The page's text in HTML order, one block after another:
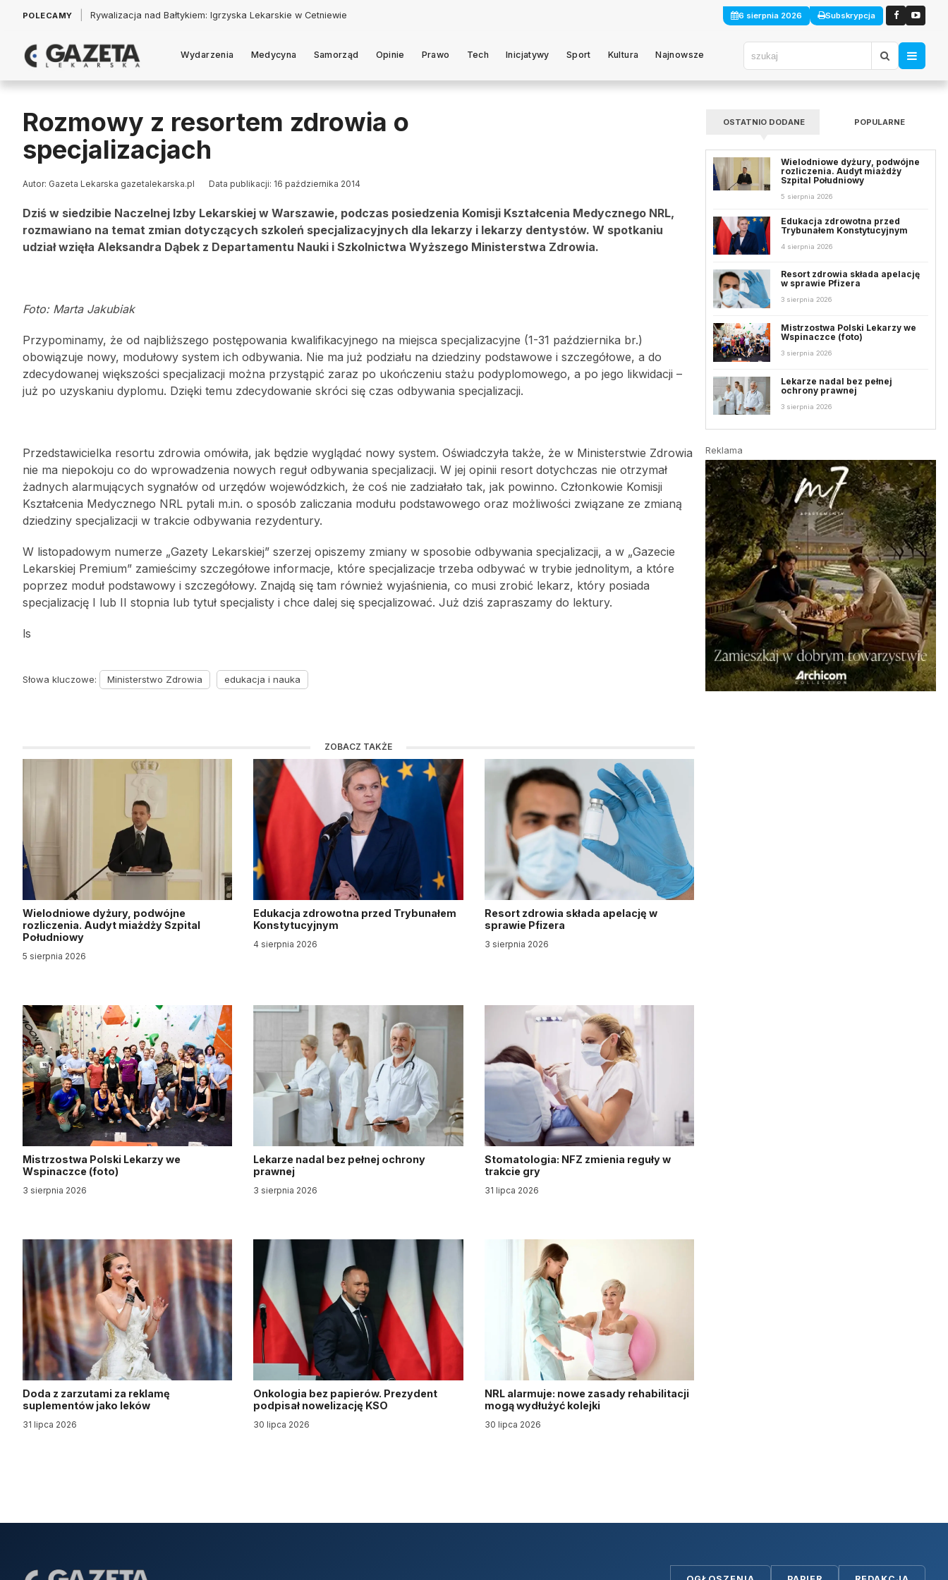
POLECAMY Łukasz Jankowski: Politycy w pogoni za króliczkiem 6 sierpnia 2026 Subskrypcja
Wydarzenia Medycyna Samorząd Opinie Prawo Tech Inicjatywy Sport Kultura Najnowsze
Rozmowy z resortem zdrowia o
specjalizacjach
Autor: Gazeta Lekarska gazetalekarska.pl Data publikacji: 16 października 2014
Dziś w siedzibie Naczelnej Izby Lekarskiej w Warszawie, podczas posiedzenia Komisji Kształcenia Medycznego NRL,
rozmawiano na temat zmian dotyczących szkoleń specjalizacyjnych dla lekarzy i lekarzy dentystów. W spotkaniu
udział wzięła Aleksandra Dąbek z Departamentu Nauki i Szkolnictwa Wyższego Ministerstwa Zdrowia.
Foto: Marta Jakubiak
Przypominamy, że od najbliższego postępowania kwalifikacyjnego na miejsca specjalizacyjne (1-31 października br.)
obowiązuje nowy, modułowy system ich odbywania. Nie ma już podziału na dziedziny podstawowe i szczegółowe, a do
zdecydowanej większości specjalizacji można przystąpić zaraz po ukończeniu stażu podyplomowego, a po jego likwidacji –
już po uzyskaniu dyplomu. Dzięki temu zdecydowanie skróci się czas odbywania specjalizacji.
Przedstawicielka resortu zdrowia omówiła, jak będzie wyglądać nowy system. Oświadczyła także, że w Ministerstwie Zdrowia
nie ma niepokoju co do wprowadzenia nowych reguł odbywania specjalizacji. W jej opinii resort dotychczas nie otrzymał
żadnych alarmujących sygnałów od urzędów wojewódzkich, że coś nie zadziałało tak, jak powinno. Członkowie Komisji
Kształcenia Medycznego NRL pytali m.in. o sposób zaliczania modułu podstawowego oraz możliwości związane ze zmianą
dziedziny specjalizacji w trakcie odbywania rezydentury.
W listopadowym numerze „Gazety Lekarskiej” szerzej opiszemy zmiany w sposobie odbywania specjalizacji, a w „Gazecie
Lekarskiej Premium” zamieścimy szczegółowe informacje, które specjalizacje trzeba odbywać w trybie jednolitym, a które
poprzez moduł podstawowy i szczegółowy. Znajdą się tam również wyjaśnienia, co musi zrobić lekarz, który posiada
specjalizację I lub II stopnia lub tytuł specjalisty i chce dalej się specjalizować. Już dziś zapraszamy do lektury.
ls
Słowa kluczowe: Ministerstwo Zdrowia edukacja i nauka
ZOBACZ TAKŻE
Wielodniowe dyżury, podwójne
rozliczenia. Audyt miażdży Szpital
Południowy
5 sierpnia 2026
Edukacja zdrowotna przed Trybunałem
Konstytucyjnym
4 sierpnia 2026
Resort zdrowia składa apelację w
sprawie Pfizera
3 sierpnia 2026
Mistrzostwa Polski Lekarzy we
Wspinaczce (foto)
3 sierpnia 2026
Lekarze nadal bez pełnej ochrony
prawnej
3 sierpnia 2026
Stomatologia: NFZ zmienia reguły w
trakcie gry
31 lipca 2026
Doda z zarzutami za reklamę
suplementów jako leków
31 lipca 2026
Onkologia bez papierów. Prezydent
podpisał nowelizację KSO
30 lipca 2026
NRL alarmuje: nowe zasady rehabilitacji
mogą wydłużyć kolejki
30 lipca 2026
OSTATNIO DODANE POPULARNE
Wielodniowe dyżury, podwójne
rozliczenia. Audyt miażdży
Szpital Południowy
5 sierpnia 2026
Edukacja zdrowotna przed
Trybunałem Konstytucyjnym
4 sierpnia 2026
Resort zdrowia składa apelację
w sprawie Pfizera
3 sierpnia 2026
Mistrzostwa Polski Lekarzy we
Wspinaczce (foto)
3 sierpnia 2026
Lekarze nadal bez pełnej
ochrony prawnej
3 sierpnia 2026
Reklama